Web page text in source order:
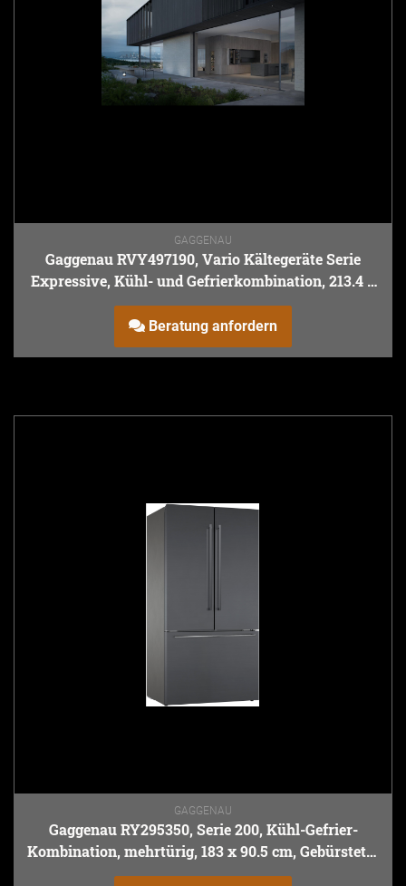
GAGGENAU
Gaggenau RVY497190, Vario Kältegeräte Serie
Expressive, Kühl- und Gefrierkombination, 213.4 x
90 cm
Beratung anfordern
GAGGENAU
Gaggenau RY295350, Serie 200, Kühl-Gefrier-
Kombination, mehrtürig, 183 x 90.5 cm, Gebürsteter
schwarzer Stahl AntiFingerprint